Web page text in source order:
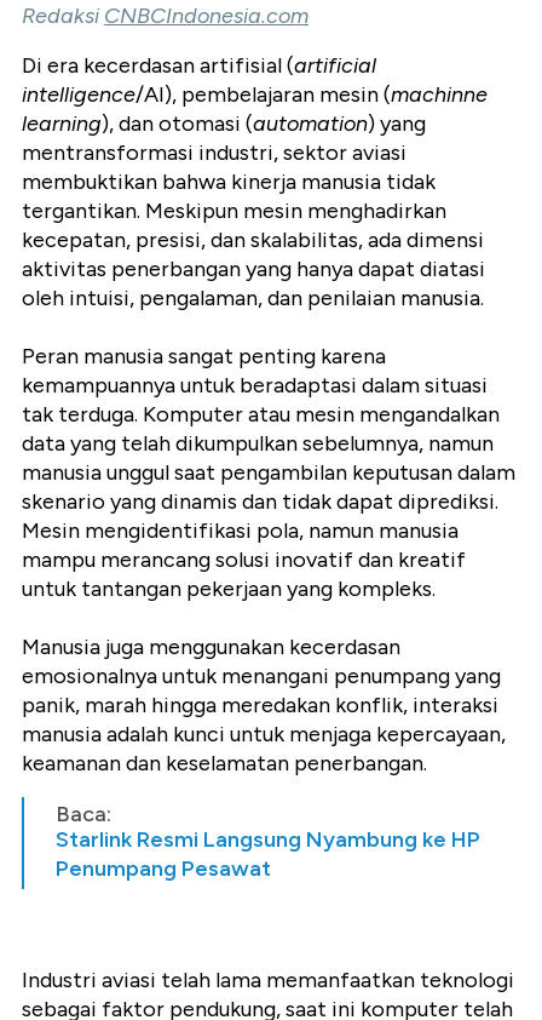
Redaksi CNBCIndonesia.com
Di era kecerdasan artifisial (artificial
intelligence/AI), pembelajaran mesin (machinne
learning), dan otomasi (automation) yang
mentransformasi industri, sektor aviasi
membuktikan bahwa kinerja manusia tidak
tergantikan. Meskipun mesin menghadirkan
kecepatan, presisi, dan skalabilitas, ada dimensi
aktivitas penerbangan yang hanya dapat diatasi
oleh intuisi, pengalaman, dan penilaian manusia.
Peran manusia sangat penting karena
kemampuannya untuk beradaptasi dalam situasi
tak terduga. Komputer atau mesin mengandalkan
data yang telah dikumpulkan sebelumnya, namun
manusia unggul saat pengambilan keputusan dalam
skenario yang dinamis dan tidak dapat diprediksi.
Mesin mengidentifikasi pola, namun manusia
mampu merancang solusi inovatif dan kreatif
untuk tantangan pekerjaan yang kompleks.
Manusia juga menggunakan kecerdasan
emosionalnya untuk menangani penumpang yang
panik, marah hingga meredakan konflik, interaksi
manusia adalah kunci untuk menjaga kepercayaan,
keamanan dan keselamatan penerbangan.
Baca:
Starlink Resmi Langsung Nyambung ke HP
Penumpang Pesawat
Industri aviasi telah lama memanfaatkan teknologi
sebagai faktor pendukung, saat ini komputer telah